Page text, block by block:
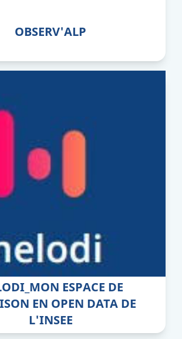
OBSERV'ALP
ESPACE DE
EN OPEN DATA DE
L'INSEE